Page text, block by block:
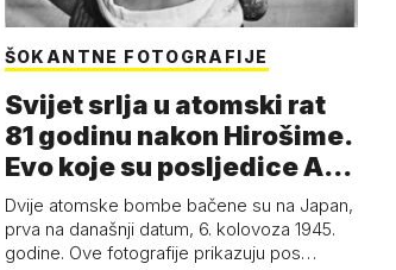
ŠOKANTNE FOTOGRAFIJE
Svijet srlja u atomski rat
81 godinu nakon Hirošime.
Evo koje su posljedice A-
b…
Dvije atomske bombe bačene su na Japan,
prva na današnji datum, 6. kolovoza 1945.
godine. Ove fotografije prikazuju pos…